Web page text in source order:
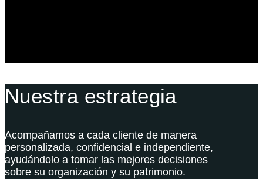
Nuestra estrategia
Acompañamos a cada cliente de manera
personalizada, confidencial e independiente,
ayudándolo a tomar las mejores decisiones
sobre su organización y su patrimonio.